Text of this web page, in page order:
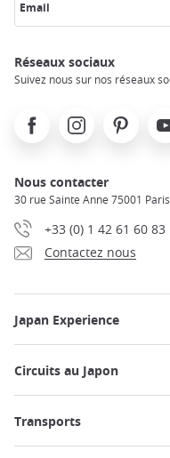
Email
Réseaux sociaux
Suivez nous sur nos réseaux
FacebookInstagramPinterest
Nous contacter
30 rue Sainte Anne 75001
+33 (0) 1 42 61 60 83
Contactez nous
Japan Experience
Circuits au Japon
Transports